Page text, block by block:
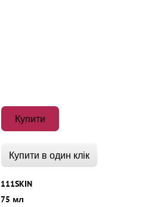
Купити
Купити в один клік
111SKIN
75 мл